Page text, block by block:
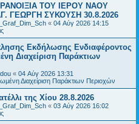
ΤΟΥ ΙΕΡΟΥ ΝΑΟΥ
ΓΕΩΡΓΗ ΣΥΚΟΥΣΗ 30.8.2026
« 04 Αύγ 2026 14:15
Εκδήλωσης Ενδιαφέροντος
Διαχείριση Παράκτιων
« 04 Αύγ 2026 13:31
Διαχείριση Παράκτιων Περιοχών
της Χίου 28.8.2026
« 03 Αύγ 2026 16:02